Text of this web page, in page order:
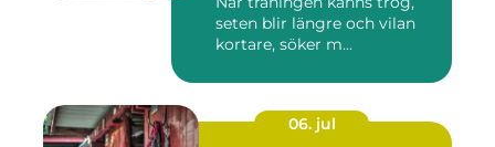
seten blir längre och vilan
kortare, söker m...
06. jul